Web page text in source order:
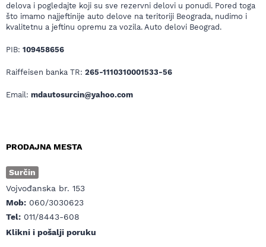
delova i pogledajte koji su sve rezervni delovi u ponudi. Pored toga
što imamo najjeftinije auto delove na teritoriji Beograda, nudimo i
kvalitetnu a jeftinu opremu za vozila. Auto delovi Beograd.
PIB: 109458656
Raiffeisen banka TR: 265-1110310001533-56
Email: mdautosurcin@yahoo.com
PRODAJNA MESTA
Surčin
Vojvođanska br. 153
Mob: 060/3030623
Tel: 011/8443-608
Klikni i pošalji poruku